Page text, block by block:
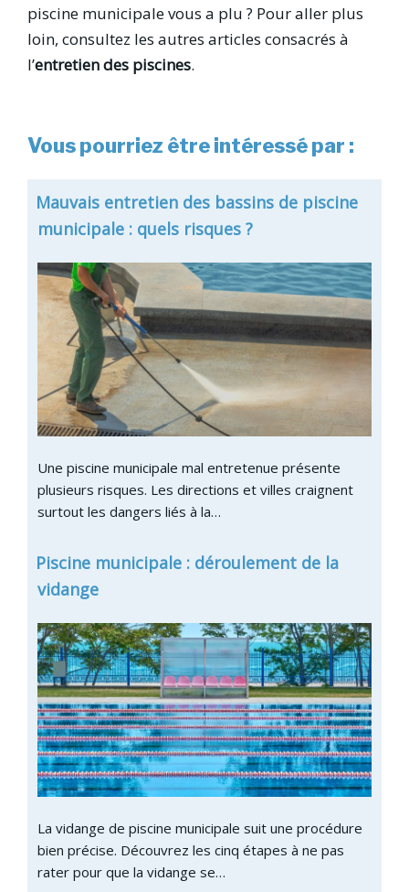
piscine municipale vous a plu ? Pour aller plus
loin, consultez les autres articles consacrés à
l’entretien des piscines.
Vous pourriez être intéressé par :
Mauvais entretien des bassins de piscine
municipale : quels risques ?
Une piscine municipale mal entretenue présente
plusieurs risques. Les directions et villes craignent
surtout les dangers liés à la…
Piscine municipale : déroulement de la
vidange
La vidange de piscine municipale suit une procédure
bien précise. Découvrez les cinq étapes à ne pas
rater pour que la vidange se…